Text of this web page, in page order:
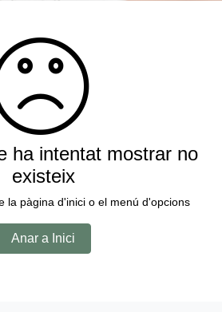
ha intentat mostrar no
existeix
la pàgina d'inici o el menú d'opcions
Anar a Inici